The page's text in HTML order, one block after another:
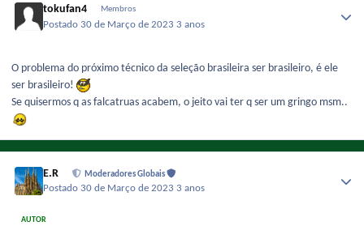
tokufan4 Membros
Postado 30 de Março de 2023 3 anos
O problema do próximo técnico da seleção brasileira ser brasileiro, é ele
ser brasileiro!
Se quisermos q as falcatruas acabem, o jeito vai ter q ser um gringo msm..
E.R Moderadores Globais
Postado 30 de Março de 2023 3 anos
AUTOR